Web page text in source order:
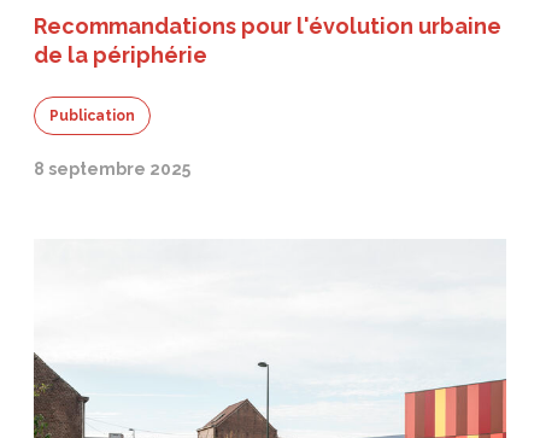
Recommandations pour l'évolution urbaine
de la périphérie
Publication
8 septembre 2025